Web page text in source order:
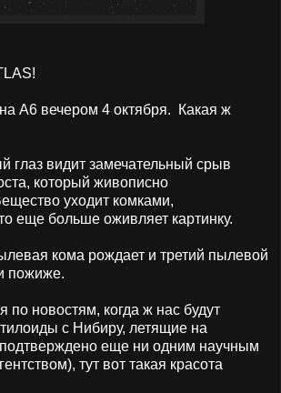
А6 вечером 4 октября. Какая ж
глаз видит замечательный срыв
который живописно
уходит комками,
еще больше оживляет картинку.
кома рождает и третий пылевой
пожиже.
по новостям, когда ж нас будут
с Нибиру, летящие на
еще ни одним научным
тут вот такая красота